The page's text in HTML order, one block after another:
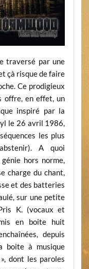
traversé par une
çà risque de faire
Ce prodigieux
offre, en effet, un
inspiré par la
le 26 avril 1986,
les plus
A quoi
hors norme,
charge du chant,
et des batteries
sur une petite
K. (vocaux et
en boite huit
depuis
boite à musique
dont les paroles